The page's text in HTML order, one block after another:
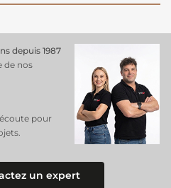
depuis 1987
de nos
pour
un expert